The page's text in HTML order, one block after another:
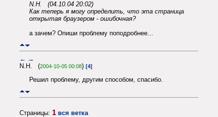
N.H. (04.10.04 20:02)
Как теперь я могу определить, что эта страница
открытая браузером - ошибочная?
а зачем? Опиши проблему поподробнее...
← →
N.H. (2004-10-05 00:08) [4]
Решил проблему, другим способом, спасибо.
Страницы: 1 вся ветка